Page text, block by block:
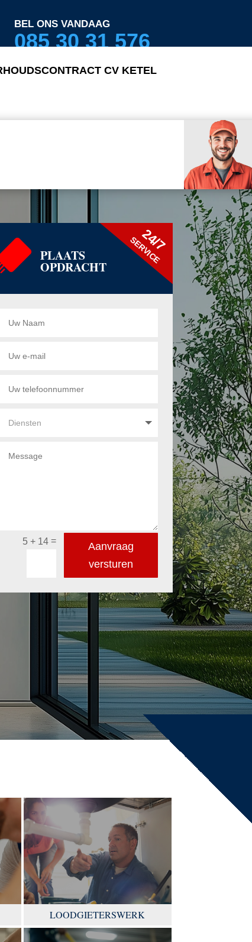
BEL ONS VANDAAG
085 30 31 576
CV KETEL
PLAATS
OPDRACHT
24/7
SERVICE
5 + 14=
Aanvraag
versturen
LOODGIETERSWERK